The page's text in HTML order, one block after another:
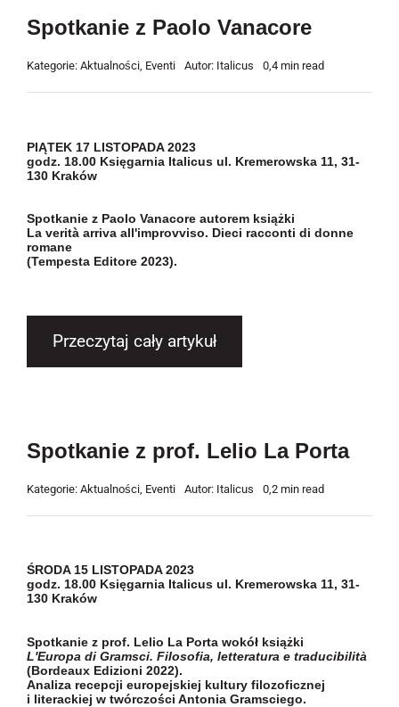
Spotkanie z Paolo Vanacore
Kategorie: Aktualności, Eventi Autor: Italicus 0,4 min read
PIĄTEK 17 LISTOPADA 2023
godz. 18.00 Księgarnia Italicus ul. Kremerowska 11, 31-
130 Kraków
Spotkanie zPaolo Vanacore autorem książki
La verità arriva all'improvviso. Dieci racconti di donne
romane
(Tempesta Editore 2023).
Przeczytaj cały artykuł
Spotkanie z prof. Lelio La Porta
Kategorie: Aktualności, Eventi Autor: Italicus 0,2 min read
ŚRODA 15 LISTOPADA 2023
godz. 18.00 Księgarnia Italicus ul. Kremerowska 11, 31-
130 Kraków
Spotkanie zprof. Lelio La Porta wokół książki
L'Europa di Gramsci. Filosofia, letteratura e traducibilità
(Bordeaux Edizioni 2022).
Analiza recepcji europejskiej kultury filozoficznej
i literackiej w twórczości Antonia Gramsciego.